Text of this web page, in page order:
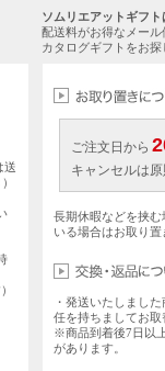
ソムリエアットギフ
配送料がお得なメー
カタログギフトをお
送
ご注文日から
キャンセルは
長期休暇などを挟
いる場合はお取り
・発送いたしまし
任を持ちましてお
※商品到着後7日以
があります。